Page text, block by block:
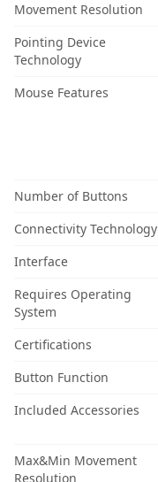
Movement Resolution
Pointing Device
Technology
Mouse Features
Number of Buttons
Connectivity Technology
Interface
Requires Operating
System
Certifications
Button Function
Included Accessories
Max&Min Movement
Resolution